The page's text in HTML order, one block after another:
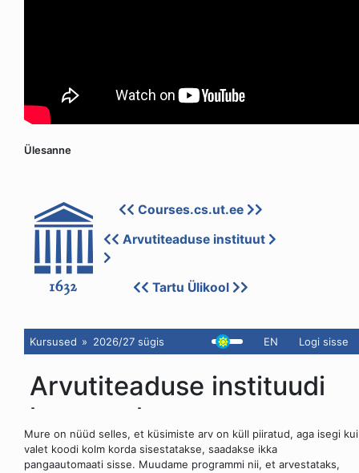
Ülesanne
Mure on nüüd selles, et küsimiste arv on küll piiratud, aga isegi kui
valet koodi kolm korda sisestatakse, saadakse ikka
pangaautomaati sisse. Muudame programmi nii, et arvestataks,